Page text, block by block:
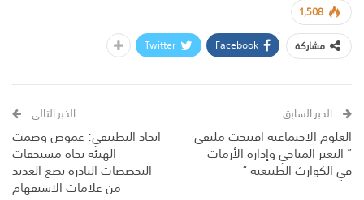
1,508
مشاركة
Facebook
Twitter
الخبر السابق
العلوم الاجتماعية افتتحت ملتقى
” التغير المناخي وإدارة الأزمات
في الكوارث الطبيعية “
الخبر التالي
اتحاد التطبيقي: غموض وصمت
الهيئة تجاه مستحقات
التخصصات النادرة يضع العديد
من علامات الاستفهام